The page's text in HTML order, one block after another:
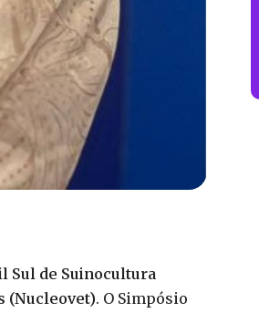
Sul de Suinocultura
(Nucleovet). O Simpósio